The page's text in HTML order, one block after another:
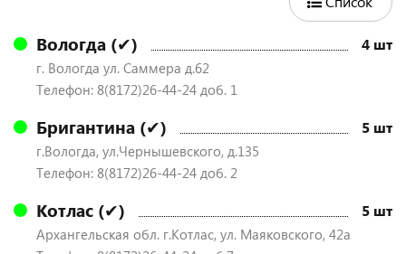
Вологда (✔) 4 шт
г. Вологда ул. Саммера д.62
Телефон: 8(8172)26-44-24 доб. 1
Бригантина (✔) 5 шт
г.Вологда, ул.Чернышевского, д.135
Телефон: 8(8172)26-44-24 доб. 2
Котлас (✔) 5 шт
Архангельская обл. г.Котлас, ул. Маяковского, 42а